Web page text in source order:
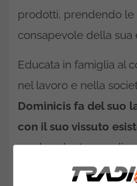
prodotti, prendendo le
consapevole della sua
Educata in famiglia al
nel lavoro e nella
Dominicis fa del suo
con il suo vissuto
rende volenterosa di
un modo per crescere